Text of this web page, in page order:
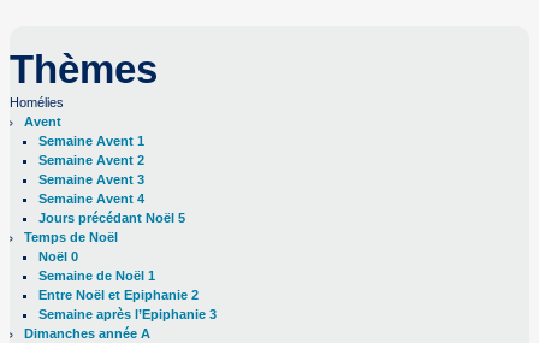
Thèmes
Homélies
Avent
Semaine Avent 1
Semaine Avent 2
Semaine Avent 3
Semaine Avent 4
Jours précédant Noël 5
Temps de Noël
Noël 0
Semaine de Noël 1
Entre Noël et Epiphanie 2
Semaine après l’Epiphanie 3
Dimanches année A